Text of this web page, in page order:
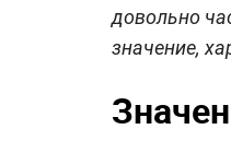
довольно
значение,